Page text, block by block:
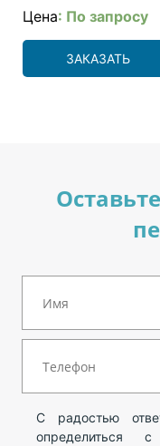
Цена: По запросу
ЗАКАЗАТЬ
С радостью
определиться